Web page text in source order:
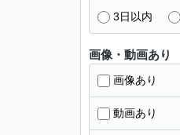
3日以内
画像・動画あり
画像あり
動画あり